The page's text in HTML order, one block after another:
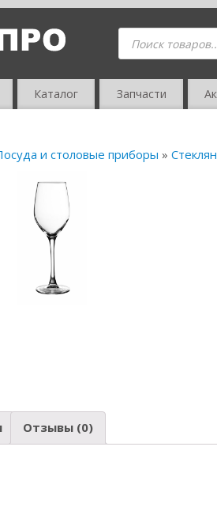
Каталог Запчасти
и столовые приборы »
Отзывы (0)